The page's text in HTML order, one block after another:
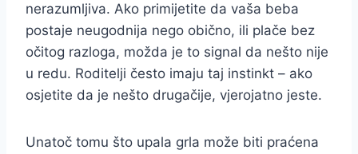
nerazumljiva. Ako primijetite da vaša beba
postaje neugodnija nego obično, ili plače bez
očitog razloga, možda je to signal da nešto nije
u redu. Roditelji često imaju taj instinkt – ako
osjetite da je nešto drugačije, vjerojatno jeste.
Unatoč tomu što upala grla može biti praćena